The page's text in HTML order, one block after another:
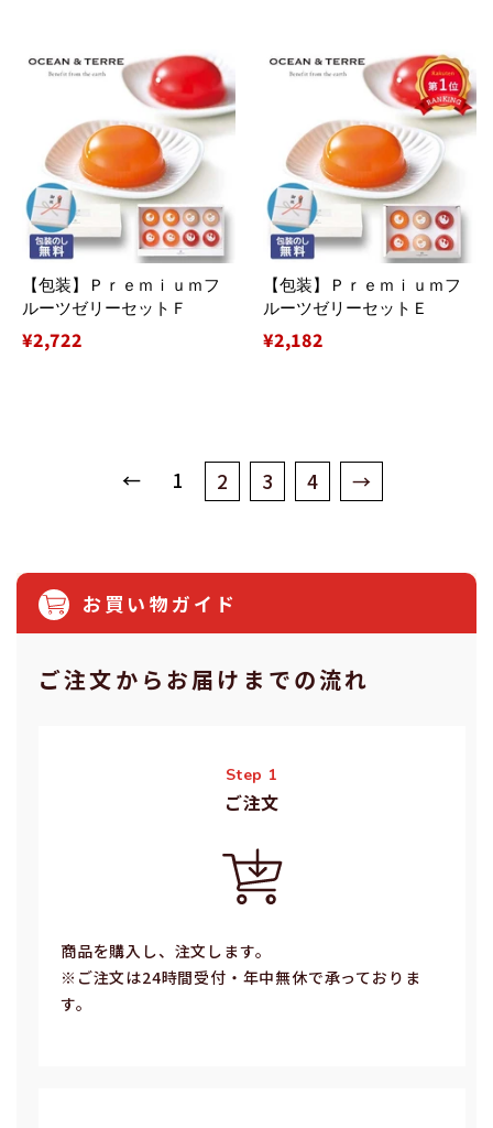
格
格
【包装】Ｐｒｅｍｉｕｍフ
ルーツゼリーセットＦ
通
¥2,722
【包装】Ｐｒｅｍｉｕｍフ
ルーツゼリーセットＥ
通
¥2,182
← 1 2 3 4 →
お買い物ガイド
ご注⽂からお届けまでの流れ
Step 1
ご注⽂
商品を購入し、注文します。
※ご注⽂は24時間受付・年中無休で承っておりま
す。